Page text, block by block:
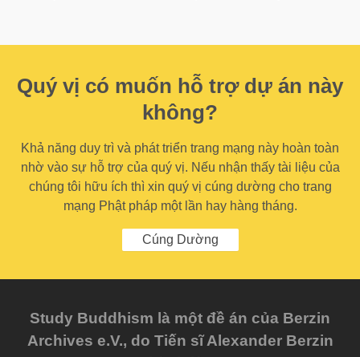
Quý vị có muốn hỗ trợ dự án này
không?
Khả năng duy trì và phát triển trang mạng này hoàn toàn
nhờ vào sự hỗ trợ của quý vị. Nếu nhận thấy tài liệu của
chúng tôi hữu ích thì xin quý vị cúng dường cho trang
mạng Phật pháp một lần hay hàng tháng.
Cúng Dường
Study Buddhism là một đề án của Berzin
Archives e.V., do Tiến sĩ Alexander Berzin